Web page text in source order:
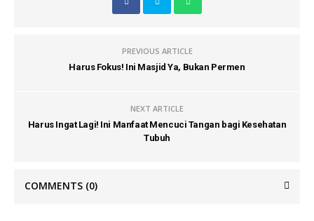
PREVIOUS ARTICLE
Harus Fokus! Ini Masjid Ya, Bukan Permen
NEXT ARTICLE
Harus Ingat Lagi! Ini Manfaat Mencuci Tangan bagi Kesehatan
Tubuh
COMMENTS (0)